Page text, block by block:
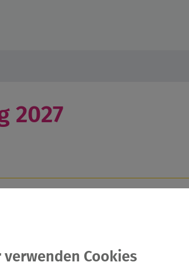
verwenden Cookies
2027
Grundlage an Kompetenzen, die die